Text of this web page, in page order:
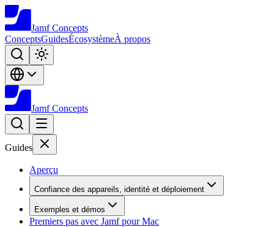
Jamf Concepts
ConceptsGuidesÉcosystèmeÀ propos
Jamf Concepts
Guides
Aperçu
Confiance des appareils, identité et déploiement
Exemples et démos
Premiers pas avec Jamf pour Mac